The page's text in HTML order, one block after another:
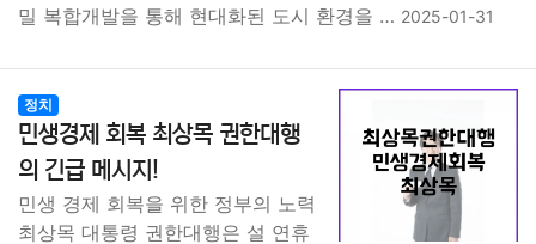
밀 복합개발을 통해 현대화된 도시 환경을 … 2025-01-31
정치
민생경제 회복 최상목 권한대행
의 긴급 메시지!
민생 경제 회복을 위한 정부의 노력
최상목 대통령 권한대행은 설 연휴